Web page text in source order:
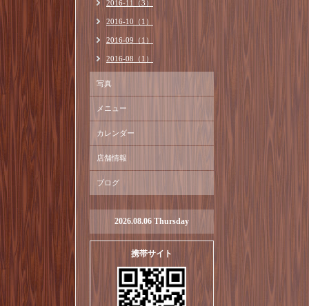
2016-11（3）
2016-10（1）
2016-09（1）
2016-08（1）
写真
メニュー
カレンダー
店舗情報
ブログ
2026.08.06 Thursday
携帯サイト